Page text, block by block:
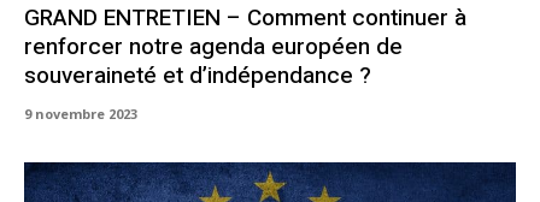
GRAND ENTRETIEN – Comment continuer à
renforcer notre agenda européen de
souveraineté et d’indépendance ?
9 novembre 2023